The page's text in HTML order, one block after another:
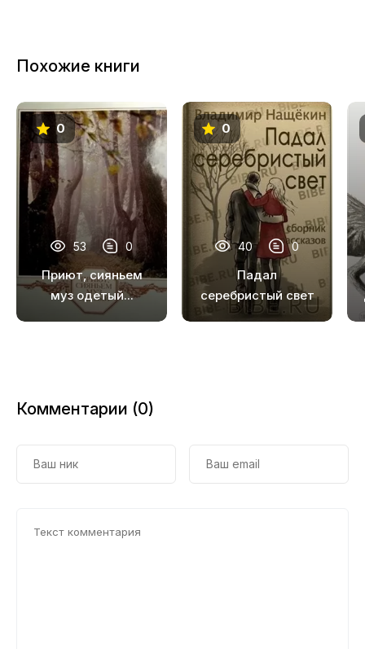
12
13
14
15
16
17
19
20
23
24
27
Похожие книги
0
53 0
Приют, сияньем
муз одетый...
0
40 0
Падал
серебристый свет
Комментарии (0)